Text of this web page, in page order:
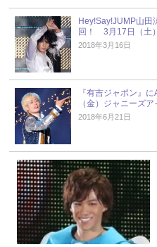
Hey!Say!JUMP山田
回！ 3月17日（土
2018年3月16日
『有吉ジャポン』
（金）ジャニーズ
2018年6月21日